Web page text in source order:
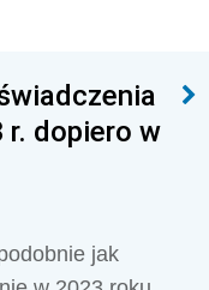
r. dopiero w
jak